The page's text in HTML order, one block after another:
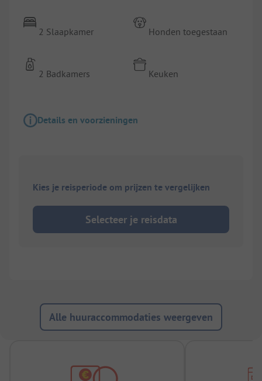
2 Slaapkamer
2 Badkamers
Honden toegestaan
Keuken
Details en voorzieningen
Kies je reisperiode om prijzen te vergelijken
Selecteer je reisdata
Alle huuraccommodaties weergeven